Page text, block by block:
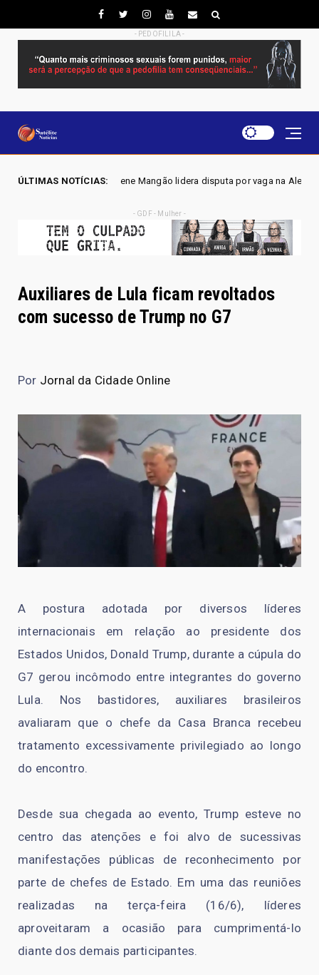
- PEDOFILILA -
ÚLTIMAS NOTÍCIAS:
Joscilene Mangão lidera disputa por vaga na Alego em Novo Gama,
- GDF - Mulher -
Auxiliares de Lula ficam revoltados
com sucesso de Trump no G7
Por Jornal da Cidade Online
A postura adotada por diversos líderes
internacionais em relação ao presidente dos
Estados Unidos, Donald Trump, durante a cúpula do
G7 gerou incômodo entre integrantes do governo
Lula. Nos bastidores, auxiliares brasileiros
avaliaram que o chefe da Casa Branca recebeu
tratamento excessivamente privilegiado ao longo
do encontro.
Desde sua chegada ao evento, Trump esteve no
centro das atenções e foi alvo de sucessivas
manifestações públicas de reconhecimento por
parte de chefes de Estado. Em uma das reuniões
realizadas na terça-feira (16/6), líderes
aproveitaram a ocasião para cumprimentá-lo
diante dos demais participantes.